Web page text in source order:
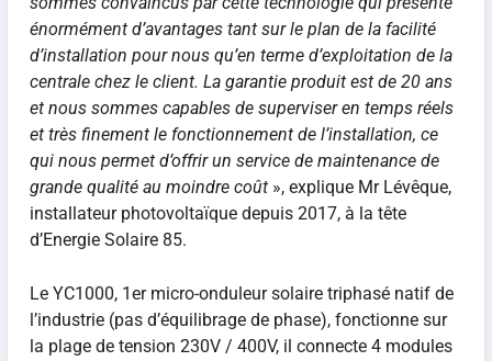
énormément d’avantages tant sur le plan de la facilité
d’installation pour nous qu’en terme d’exploitation de la
centrale chez le client. La garantie produit est de 20 ans
et nous sommes capables de superviser en temps réels
et très finement le fonctionnement de l’installation, ce
qui nous permet d’offrir un service de maintenance de
grande qualité au moindre coût», explique Mr Lévêque,
installateur photovoltaïque depuis 2017, à la tête
d’Energie Solaire 85.
Le YC1000, 1er micro-onduleur solaire triphasé natif de
l’industrie (pas d’équilibrage de phase), fonctionne sur
la plage de tension 230V / 400V, il connecte 4 modules